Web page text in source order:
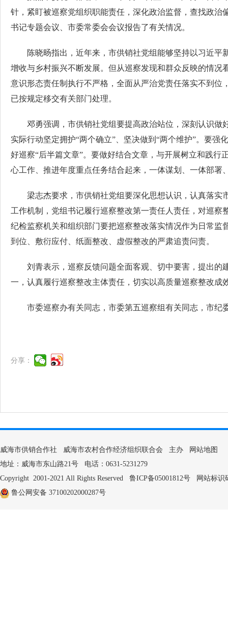
针，紧盯被巡察党组织职能责任，深化政治监督，查找政
书记专题会议、市委常委会会议报告了有关情况。
陈晓旸指出，近年来，市供销社党组能够坚持以习近
增收与乡村振兴不断发展。但从巡察发现和群众反映的情
意识形态责任制执行不严格，全面从严治党责任落实不到
已按规定移交有关部门处理。
邓勇强调，市供销社党组要提高政治站位，深刻认识
实际行动坚定拥护“两个确立”、坚决做到“两个维护”。要
好巡察“后半篇文章”。要做好结合文章，与开展树立和践
心工作、推进年度重点任务结合起来，一体谋划、一体部署
梁志杰要求，市供销社党组要深化思想认识，认真落
工作机制，党组书记履行巡察整改第一责任人责任，对巡
纪检监察机关和组织部门要把巡察整改落实情况作为日常
到位、敷衍应付、纸面整改、虚假整改的严肃追责问责。
刘青表示，巡察反馈问题全面客观、切中要害，提出
一，认真履行巡察整改主体责任，切实以高质量巡察整改成
市委巡察办有关同志，市委第五巡察组有关同志，市
分享：
威海市供销合作社 威海市农村合作经济组织联合会 主办
网站地图
地址：威海市东山路21号 电话：0631-5231279
Copyright 2001-2021 All Rights Reserved 鲁ICP备05001812号 网站标识
鲁公网安备 37100202000287号